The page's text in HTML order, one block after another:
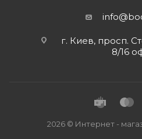
г. Киев, просп.
8/16
2026 © Интернет -